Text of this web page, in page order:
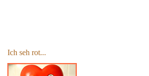
Ich seh rot...